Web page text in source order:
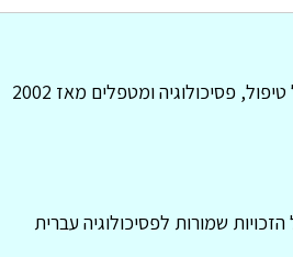
פסיכולוגיה ומטפלים מאז 2002